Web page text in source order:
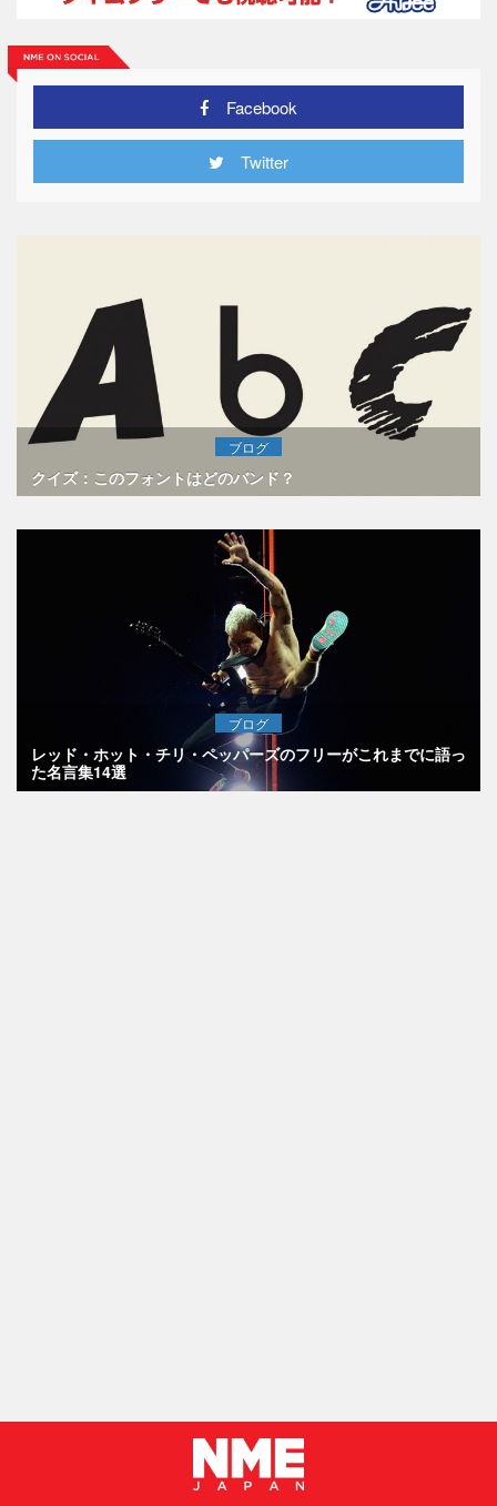
Facebook
Twitter
ブログ
クイズ：このフォントはどのバンド？
ブログ
レッド・ホット・チリ・ペッパーズのフリーがこれまでに語っ
た名言集14選